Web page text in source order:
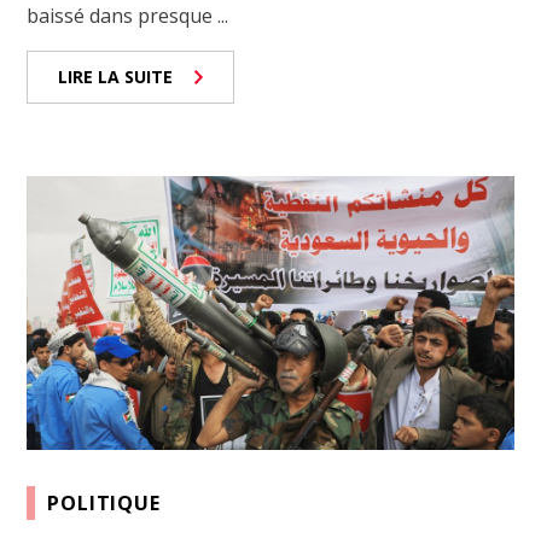
baissé dans presque ...
LIRE LA SUITE
POLITIQUE